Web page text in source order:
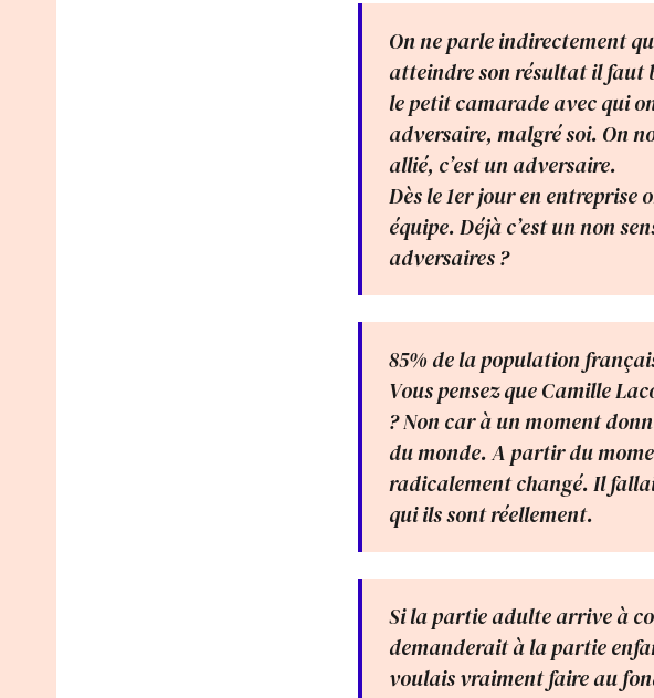
On ne parle indirectement
atteindre son résultat il faut
le petit camarade avec qui
adversaire, malgré soi. On
allié, c’est un adversaire.
Dès le 1er jour en
équipe. Déjà c’est un non
adversaires ?
85% de la population
Vous pensez que Camille
? Non car à un moment
du monde. A partir du
radicalement changé. Il
qui ils sont réellement.
Si la partie adulte arrive à
demanderait à la partie
voulais vraiment faire au